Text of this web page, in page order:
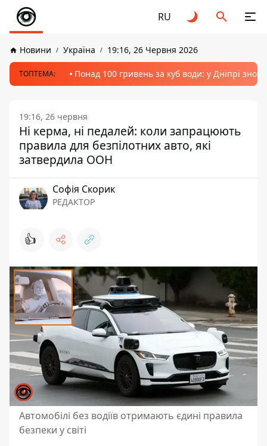
RU
Новини Україна 19:16, 26 Червня 2026
ТОПТЕМА: Понад 100 гривень за куб води: у Дніпрі
19:16, 26 червня
Ні керма, ні педалей: коли запрацюють
правила для безпілотних авто, які
затвердила ООН
Софія Скорик
РЕДАКТОР
👍
Автомобілі без водіїв отримають єдині правила
безпеки у світі